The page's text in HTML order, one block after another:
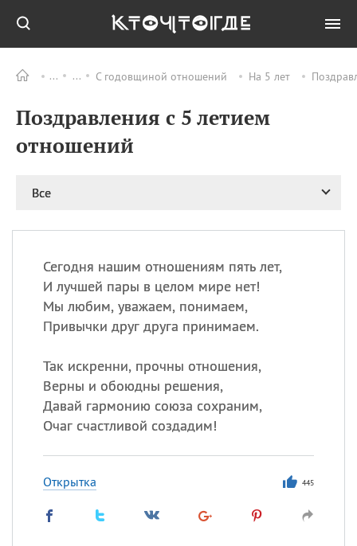
С годовщиной отношений На 5 лет
Поздравления с 5 летием
отношений
Все
Сегодня нашим отношениям пять лет,
И лучшей пары в целом мире нет!
Мы любим, уважаем, понимаем,
Привычки друг друга принимаем.
Так искренни, прочны отношения,
Верны и обоюдны решения,
Давай гармонию союза сохраним,
Очаг счастливой создадим!
Открытка 445
ПРАЗДНИКИ Все
08.08
День «Счастье
великомученика
покровителя всех
врачей и целителя
больных
09.08 День книголюбов (Book
ИМЕНА
Сегодня празднуют именины